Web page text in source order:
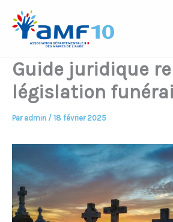
contenu
Guide juridique
législation
Par admin / 18 février 2025